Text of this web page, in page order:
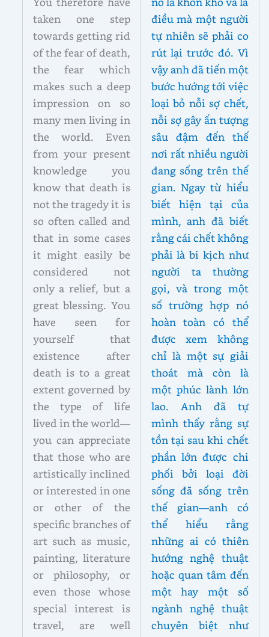
taken one step
towards getting rid
of the fear of death,
the fear which
makes such a deep
impression on so
many men living in
the world. Even
from your present
knowledge you
know that death is
not the tragedy it is
so often called and
that in some cases
it might easily be
considered not
only a relief, but a
great blessing. You
have seen for
yourself that
existence after
death is to a great
extent governed by
the type of life
lived in the world—
you can appreciate
that those who are
artistically inclined
or interested in one
or other of the
specific branches of
art such as music,
painting, literature
or philosophy, or
even those whose
special interest is
travel, are well
điều mà một người
tự nhiên sẽ phải co
rút lại trước đó. Vì
vậy anh đã tiến một
bước hướng tới việc
loại bỏ nỗi sợ chết,
nỗi sợ gây ấn tượng
sâu đậm đến thế
nơi rất nhiều người
đang sống trên thế
gian. Ngay từ hiểu
biết hiện tại của
mình, anh đã biết
rằng cái chết không
phải là bi kịch như
người ta thường
gọi, và trong một
số trường hợp nó
hoàn toàn có thể
được xem không
chỉ là một sự giải
thoát mà còn là
một phúc lành lớn
lao. Anh đã tự
mình thấy rằng sự
tồn tại sau khi chết
phần lớn được chi
phối bởi loại đời
sống đã sống trên
thế gian—anh có
thể hiểu rằng
những ai có thiên
hướng nghệ thuật
hoặc quan tâm đến
một hay một số
ngành nghệ thuật
chuyên biệt như